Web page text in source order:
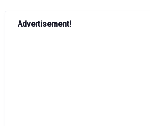
Advertisement!